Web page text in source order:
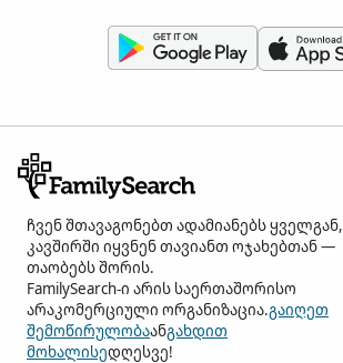
ჩვენ შთავაგონებთ ადამიანებს ყველგან,
კავშირში იყვნენ თავიანთ ოჯახებთან —
თაობებს შორის.
FamilySearch-ი არის საერთაშორისო
არაკომერციული ორგანიზაცია.გაიღეთ
შემოწირულობაანგახდით
მოხალისედღესვე!